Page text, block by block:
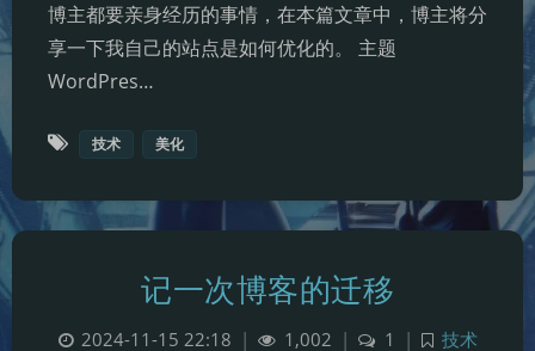
夜间模式
Sans Serif
博主都要亲身经历的事情，在本篇文章中，博主将分
享一下我自己的站点是如何优化的。 主题
WordPres…
技术 美化
记一次博客的迁移
2024-11-15 22:18 | 1,002 | 1 | 技术